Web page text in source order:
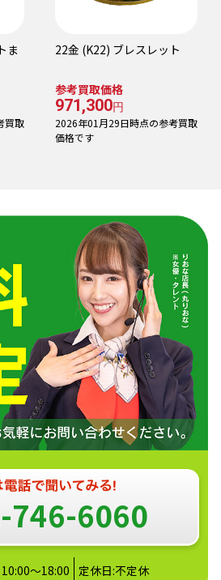
ま
買取
22金 (K22) ブレスレット
参考買取価格
971,300円
2026年01月29日時点の参考買取
価格です
746-6060
～18:00 定休日:不定休